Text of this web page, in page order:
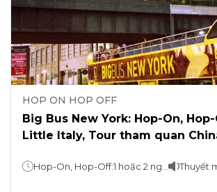
HOP ON HOP OFF
Big Bus New York: Hop-On,
Little Italy, Tour tham quan
Thuyết